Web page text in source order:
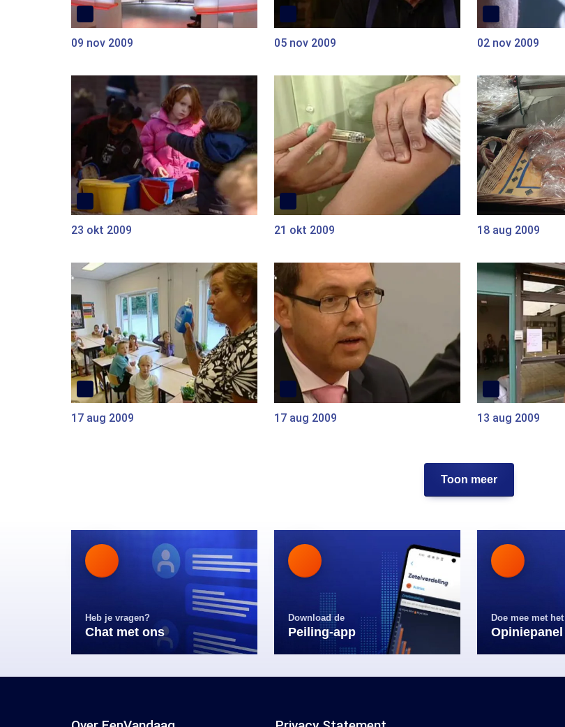
09 nov 2009 05 nov 2009 02 nov 2009
23 okt 2009 21 okt 2009 18 aug 2009
17 aug 2009 17 aug 2009 13 aug 2009
Toon meer
Heb je vragen?
Chat met ons
Download de
Peiling-app
Doe mee met het
Opiniepanel